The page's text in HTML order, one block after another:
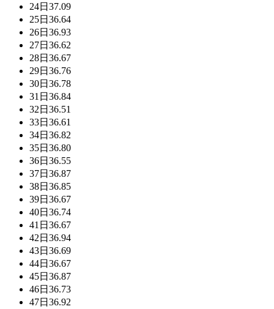
24日 37.09
25日 36.64
26日 36.93
27日 36.62
28日 36.67
29日 36.76
30日 36.78
31日 36.84
32日 36.51
33日 36.61
34日 36.82
35日 36.80
36日 36.55
37日 36.87
38日 36.85
39日 36.67
40日 36.74
41日 36.67
42日 36.94
43日 36.69
44日 36.67
45日 36.87
46日 36.73
47日 36.92